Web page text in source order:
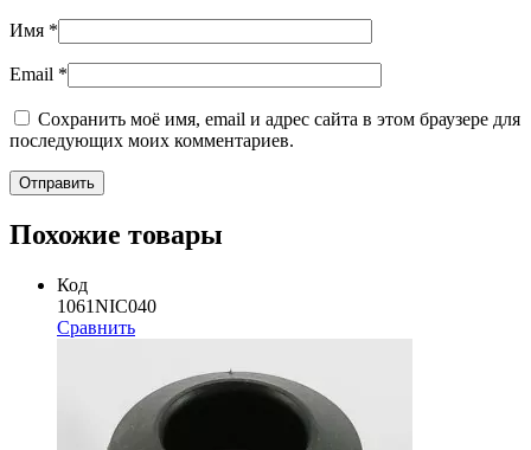
Имя *
Email *
Сохранить моё имя, email и адрес сайта в этом браузере для
последующих моих комментариев.
Похожие товары
Код
1061NIC040
Сравнить